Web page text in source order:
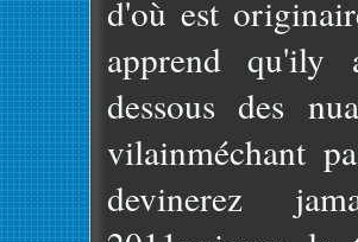
d'où est
apprend
dessous des
vilainméchant
devinerez